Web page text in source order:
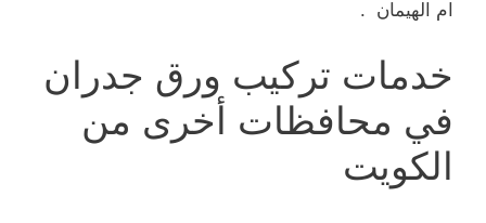
ام الهيمان .
خدمات تركيب ورق جدران
في محافظات أخرى من
الكويت